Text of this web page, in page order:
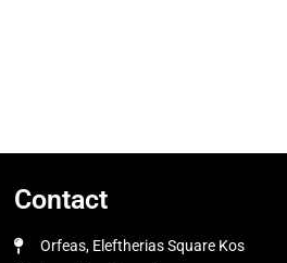
Contact
Orfeas, Eleftherias Square Kos